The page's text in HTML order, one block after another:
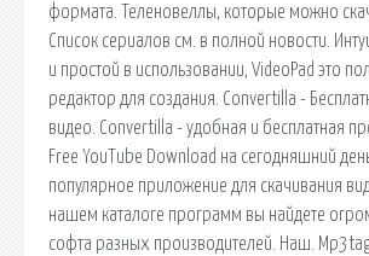
формата. Теленовеллы, которые можно
Список сериалов см. в полной новости.
и простой в использовании, VideoPad это
редактор для создания. Convertilla -
видео. Convertilla - удобная и бесплатная
Free YouTube Download на сегодняшний
популярное приложение для скачивания
нашем каталоге программ вы найдете
софта разных производителей. Наш.